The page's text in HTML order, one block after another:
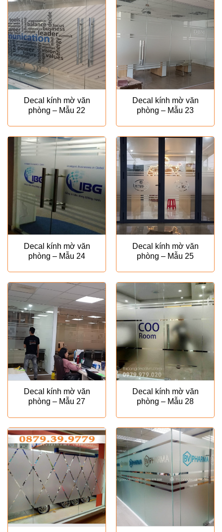
Decal kính mờ văn
phòng – Mẫu 22
Decal kính mờ văn
phòng – Mẫu 23
Decal kính mờ văn
phòng – Mẫu 24
Decal kính mờ văn
phòng – Mẫu 25
Decal kính mờ văn
phòng – Mẫu 27
Decal kính mờ văn
phòng – Mẫu 28